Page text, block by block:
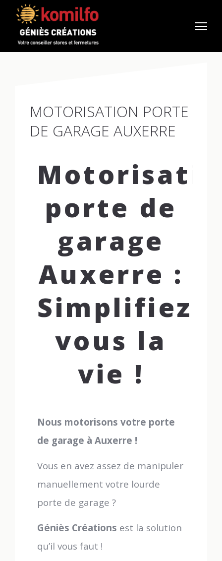
MOTORISATION PORTE
DE GARAGE AUXERRE
porte de
garage
Auxerre :
Simplifiez-
vous la
vie !
Nous motorisons votre porte
de garage à Auxerre !
Vous en avez assez de manipuler
manuellement votre lourde
porte de garage ?
Géniès Créations est la solution
qu’il vous faut !